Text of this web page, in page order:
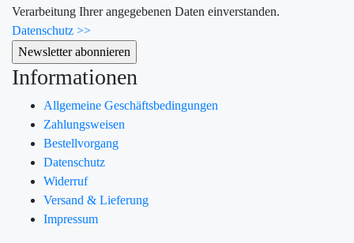
Verarbeitung Ihrer angegebenen Daten einverstanden.
Datenschutz >>
Informationen
Allgemeine Geschäftsbedingungen
Zahlungsweisen
Bestellvorgang
Datenschutz
Widerruf
Versand & Lieferung
Impressum